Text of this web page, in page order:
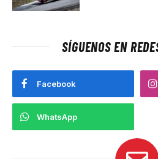
SÍGUENOS EN
Facebook
WhatsApp